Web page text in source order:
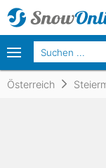
Österreich